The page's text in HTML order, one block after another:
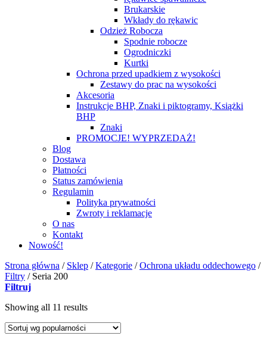
Brukarskie
Wkłady do rękawic
Odzież Robocza
Spodnie robocze
Ogrodniczki
Kurtki
Ochrona przed upadkiem z wysokości
Zestawy do prac na wysokości
Akcesoria
Instrukcje BHP, Znaki i piktogramy, Książki
BHP
Znaki
PROMOCJE! WYPRZEDAŻ!
Blog
Dostawa
Płatności
Status zamówienia
Regulamin
Polityka prywatności
Zwroty i reklamacje
O nas
Kontakt
Nowość!
Strona główna / Sklep / Kategorie / Ochrona układu oddechowego /
Filtry /Seria 200
Filtruj
Showing all 11 results